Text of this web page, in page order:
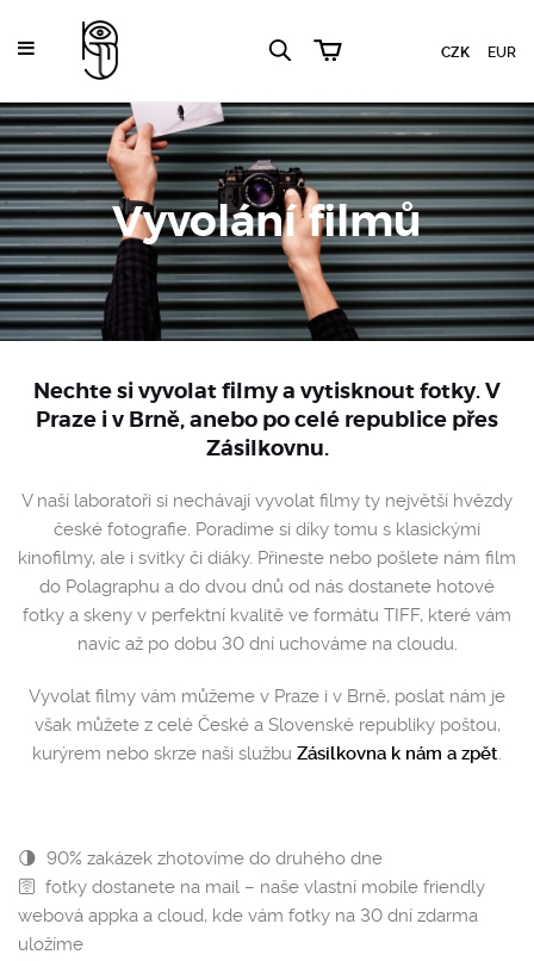
CZK EUR
Vyvolání filmů
Nechte si vyvolat filmy a vytisknout fotky. V
Praze i v Brně, anebo po celé republice přes
Zásilkovnu.
V naší laboratoři si nechávají vyvolat filmy ty největší hvězdy
české fotografie. Poradíme si díky tomu s klasickými
kinofilmy, ale i svitky či diáky. Přineste nebo pošlete nám film
do Polagraphu a do dvou dnů od nás dostanete hotové
fotky a skeny v perfektní kvalitě ve formátu TIFF, které vám
navíc až po dobu 30 dní uchováme na cloudu.
Vyvolat filmy vám můžeme v Praze i v Brně, poslat nám je
však můžete z celé České a Slovenské republiky poštou,
kurýrem nebo skrze naši službu Zásilkovna k nám a zpět.
🌗 90% zakázek zhotovíme do druhého dne
🛜 fotky dostanete na mail – naše vlastní mobile friendly
webová appka a cloud, kde vám fotky na 30 dní zdarma
uložíme